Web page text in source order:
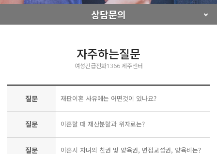
상담문의
자주하는질문
여성긴급전화1366 제주센터
질문 재판이혼 사유에는 어떤것이 있나요?
질문 이혼할 때 재산분할과 위자료는?
질문 이혼시 자녀의 친권 및 양육권, 면접교섭권, 양육비는?